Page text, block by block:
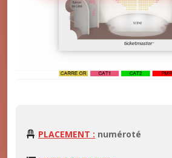
PLACEMENT : numéroté